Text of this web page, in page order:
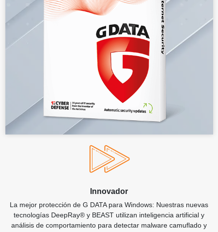
Innovador
La mejor protección de G DATA para Windows: Nuestras nuevas
tecnologías DeepRay® y BEAST utilizan inteligencia artificial y
análisis de comportamiento para detectar malware camuflado y